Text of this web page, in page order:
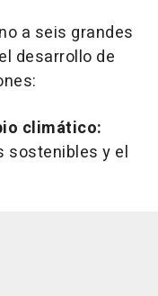
a seis grandes
desarrollo de
climático:
sostenibles y el